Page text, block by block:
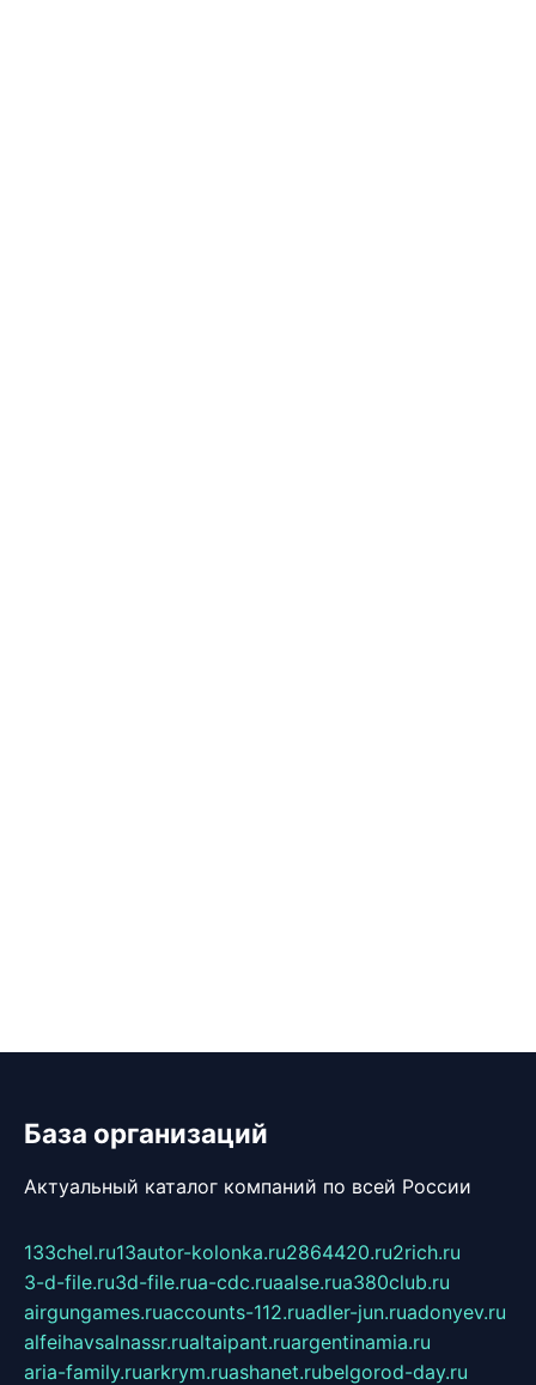
База организаций
Актуальный каталог компаний по всей России
133chel.ru13autor-kolonka.ru2864420.ru2rich.ru
3-d-file.ru3d-file.rua-cdc.ruaalse.rua380club.ru
airgungames.ruaccounts-112.ruadler-jun.ruadonyev.ru
alfeihavsalnassr.rualtaipant.ruargentinamia.ru
aria-family.ruarkrym.ruashanet.rubelgorod-day.ru